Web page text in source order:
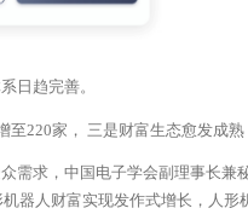
日趋完善。
至220家， 三是财富生态愈发成熟
需求，中国电子学会副理事长兼
器人财富实现发作式增长，人形